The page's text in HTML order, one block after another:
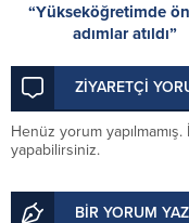
“Yükseköğretimde
adımlar atıldı”
ZİYARETÇİ
Henüz yorum yapılmamış.
yapabilirsiniz.
BİR YORUM YAZ